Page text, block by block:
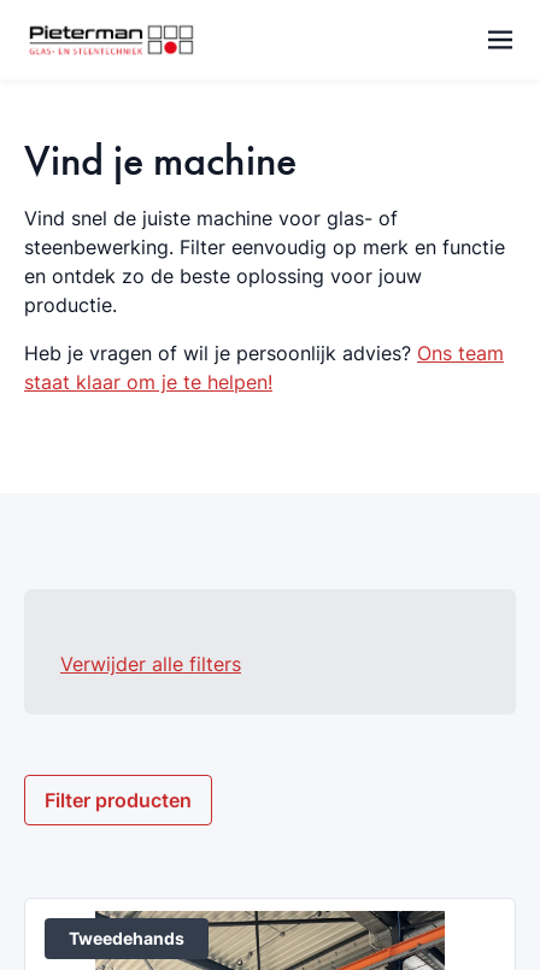
Vind je machine
Vind snel de juiste machine voor glas- of
steenbewerking. Filter eenvoudig op merk en functie
en ontdek zo de beste oplossing voor jouw
productie.
Heb je vragen of wil je persoonlijk advies? Ons team
staat klaar om je te helpen!
Verwijder alle filters
Filter producten
Tweedehands